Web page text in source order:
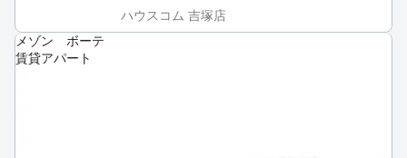
ハウスコム 吉塚店
メゾン ボーテ
賃貸アパート